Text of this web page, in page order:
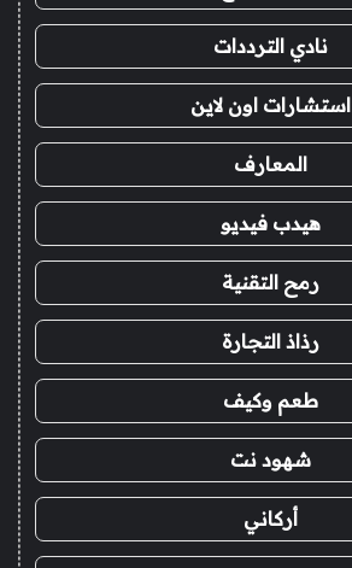
نادي الترددات
استشارات اون لاين
المعارف
هيدب فيديو
رمح التقنية
رذاذ التجارة
طعم وكيف
شهود نت
أركاني